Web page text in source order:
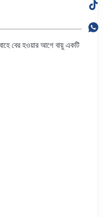
বের হওয়ার আগে বায়ু একটি